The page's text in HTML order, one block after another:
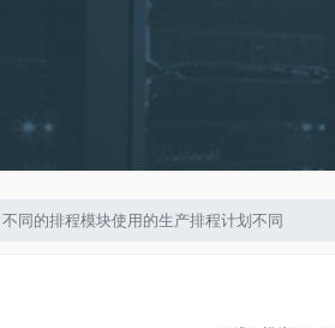
不同的排程模块使用的生产排程计划不同